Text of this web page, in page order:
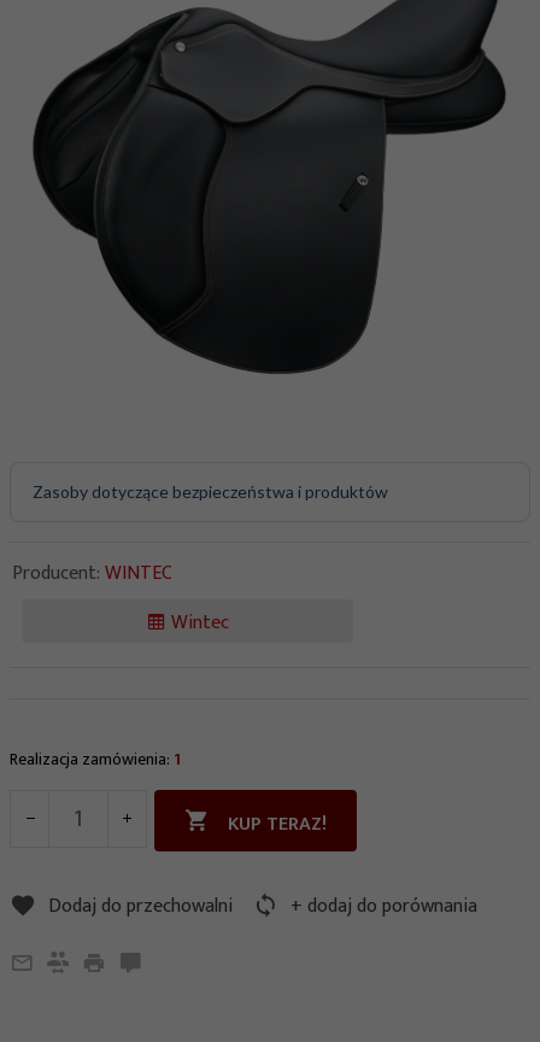
Zasoby dotyczące bezpieczeństwa i produktów
Producent:WINTEC
Wintec
Realizacja zamówienia: 1
KUP TERAZ!
Dodaj do przechowalni + dodaj do porównania